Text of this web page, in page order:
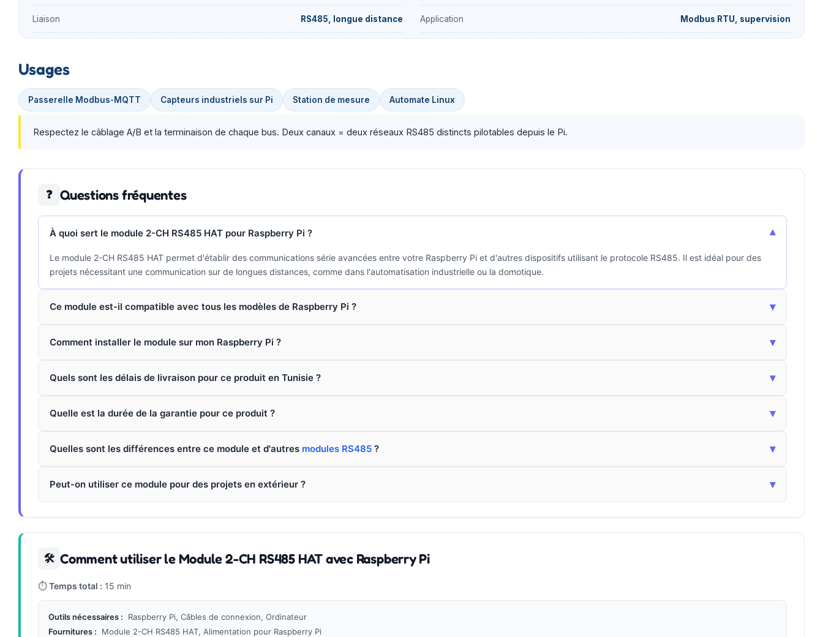
Liaison RS485, longue distance Application Modbus RTU, supervision
Usages
Passerelle Modbus-MQTT Capteurs industriels sur Pi Station de mesure Automate Linux
Respectez le câblage A/B et la terminaison de chaque bus. Deux canaux = deux réseaux RS485 distincts pilotables depuis le Pi.
❓ Questions fréquentes
À quoi sert le module 2-CH RS485 HAT pour Raspberry Pi ? ▾
Le module 2-CH RS485 HAT permet d'établir des communications série avancées entre votre Raspberry Pi et d'autres dispositifs utilisant le protocole RS485. Il est idéal pour des
projets nécessitant une communication sur de longues distances, comme dans l'automatisation industrielle ou la domotique.
Ce module est-il compatible avec tous les modèles de Raspberry Pi ? ▾
Comment installer le module sur mon Raspberry Pi ? ▾
Quels sont les délais de livraison pour ce produit en Tunisie ? ▾
Quelle est la durée de la garantie pour ce produit ? ▾
Quelles sont les différences entre ce module et d'autres modules RS485 ? ▾
Peut-on utiliser ce module pour des projets en extérieur ? ▾
🛠 Comment utiliser le Module 2-CH RS485 HAT avec Raspberry Pi
⏱Temps total : 15 min
Outils nécessaires :
Raspberry Pi, Câbles de connexion, Ordinateur
Fournitures :
Module 2-CH RS485 HAT, Alimentation pour Raspberry Pi